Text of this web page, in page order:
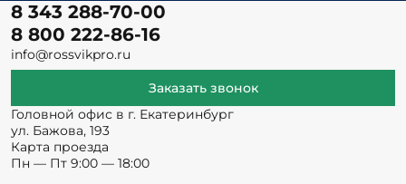
8 343 288-70-00
8 800 222-86-16
info@rossvikpro.ru
Заказать звонок
Головной офис в г. Екатеринбург
ул. Бажова, 193
Карта проезда
Пн — Пт 9:00 — 18:00